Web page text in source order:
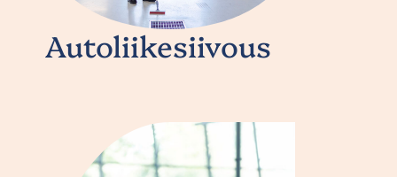
Autoliikesiivous